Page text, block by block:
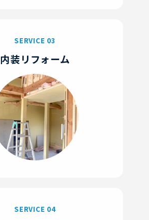
SERVICE 03
内装リフォーム
SERVICE 04